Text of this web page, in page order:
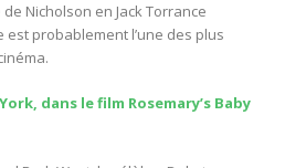
Nicholson en Jack Torrance
probablement l’une des plus
dans le film Rosemary’s Baby